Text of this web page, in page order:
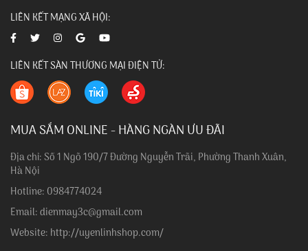
LIÊN KẾT MẠNG XÃ HỘI:
LIÊN KẾT SÀN THƯƠNG MẠI ĐIỆN TỬ:
MUA SẮM ONLINE - HÀNG NGÀN ƯU ĐÃI
Địa chỉ: Số 1 Ngõ 190/7 Đường Nguyễn Trãi, Phường Thanh Xuân,
Hà Nội
Hotline: 0984774024
Email: dienmay3c@gmail.com
Website: http://uyenlinhshop.com/